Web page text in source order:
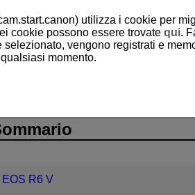
R6 V
EOS R6 V
utilizza i cookie per
cookie possono essere trovate qui.
selezionato, vengono registrati e
momento.